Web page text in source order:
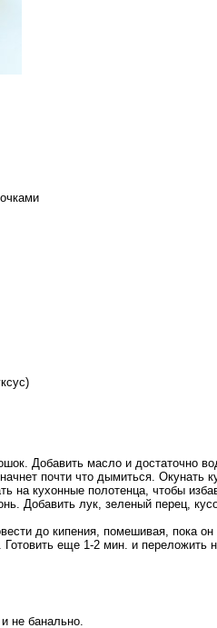
Добавить масло и достаточно
почти что дымиться. Окунать
на кухонные полотенца, чтобы
Добавить лук, зеленый перец,
до кипения, помешивая, пока он
еще 1-2 мин. и переложить
не банально.